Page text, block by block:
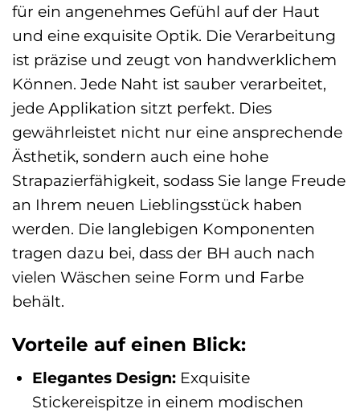
für ein angenehmes Gefühl auf der Haut
und eine exquisite Optik. Die Verarbeitung
ist präzise und zeugt von handwerklichem
Können. Jede Naht ist sauber verarbeitet,
jede Applikation sitzt perfekt. Dies
gewährleistet nicht nur eine ansprechende
Ästhetik, sondern auch eine hohe
Strapazierfähigkeit, sodass Sie lange Freude
an Ihrem neuen Lieblingsstück haben
werden. Die langlebigen Komponenten
tragen dazu bei, dass der BH auch nach
vielen Wäschen seine Form und Farbe
behält.
Vorteile auf einen Blick:
Elegantes Design:Exquisite
Stickereispitze in einem modischen